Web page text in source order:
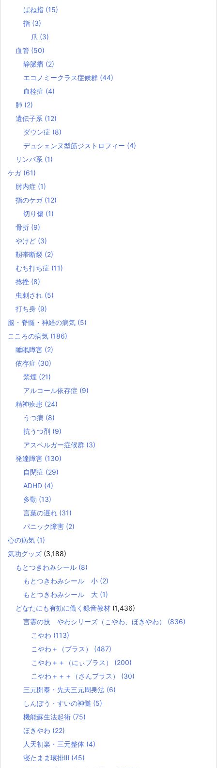
ばね指 (15)
指 (3)
爪 (3)
血管 (50)
静脈瘤 (2)
エコノミークラス症候群 (44)
血栓症 (4)
肺 (2)
遺伝子系 (12)
ダウン症 (8)
デュシェンヌ型筋ジストロフィー (4)
リンパ系 (1)
ケガ (61)
肘内症 (1)
指のケガ (12)
切り傷 (1)
骨折 (9)
やけど (3)
靱帯断裂 (2)
むち打ち症 (11)
捻挫 (8)
虫刺され (5)
打ち身 (9)
脳・脊髄・神経の病気 (5)
こころの病気 (186)
睡眠障害 (2)
依存症 (30)
禁煙 (21)
アルコール依存症 (9)
精神疾患 (24)
うつ病 (8)
抗うつ剤 (9)
アスペルガー症候群 (3)
発達障害 (130)
自閉症 (29)
ADHD (4)
多動 (13)
言葉の遅れ (31)
パニック障害 (2)
心の病気 (1)
気功グッズ (3,188)
もとつきわみシール (8)
もとつきわみシール 小 (2)
もとつきわみシール 大 (1)
どなたにも有効に働く録音教材 (1,436)
言霊の技 やわシリーズ（こやわ、ほきやわ） (836)
こやわ (113)
こやわ＋（プラス） (487)
こやわ＋＋（にぃプラス） (200)
こやわ＋＋＋（さんプラス） (30)
三元開泰・先天三元周身法 (6)
しんぽう・すいの神髄 (5)
機能蘇生法起術 (75)
ほきやわ (22)
人天初楽・三元整体 (4)
寝たまま環排Ⅲ (45)